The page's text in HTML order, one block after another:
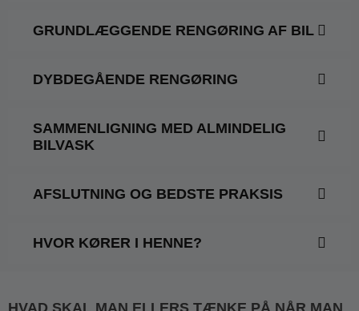
GRUNDLÆGGENDE RENGØRING AF BIL
DYBDEGÅENDE RENGØRING
SAMMENLIGNING MED ALMINDELIG
BILVASK
AFSLUTNING OG BEDSTE PRAKSIS
HVOR KØRER I HENNE?
HVAD SKAL MAN ELLERS TÆNKE PÅ NÅR MAN